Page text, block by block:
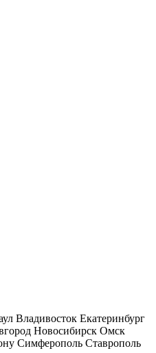
Владивосток Екатеринбург
Новосибирск Омск
Симферополь Ставрополь